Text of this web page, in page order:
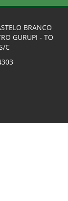
BRANCO
GURUPI - TO
C